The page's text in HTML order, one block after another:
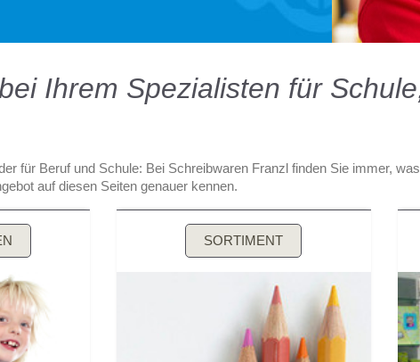
Ihrem Spezialisten für
für Beruf und Schule: Bei Schreibwaren Franzl finden Sie immer,
auf diesen Seiten genauer kennen.
SORTIMENT